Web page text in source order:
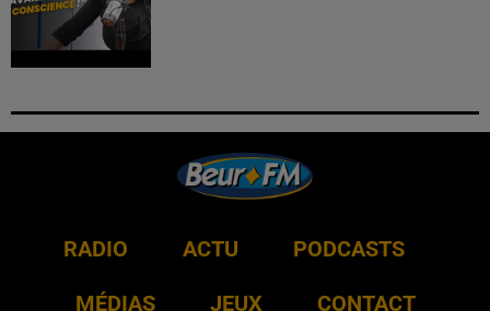
RADIO ACTU PODCASTS
MÉDIAS JEUX CONTACT